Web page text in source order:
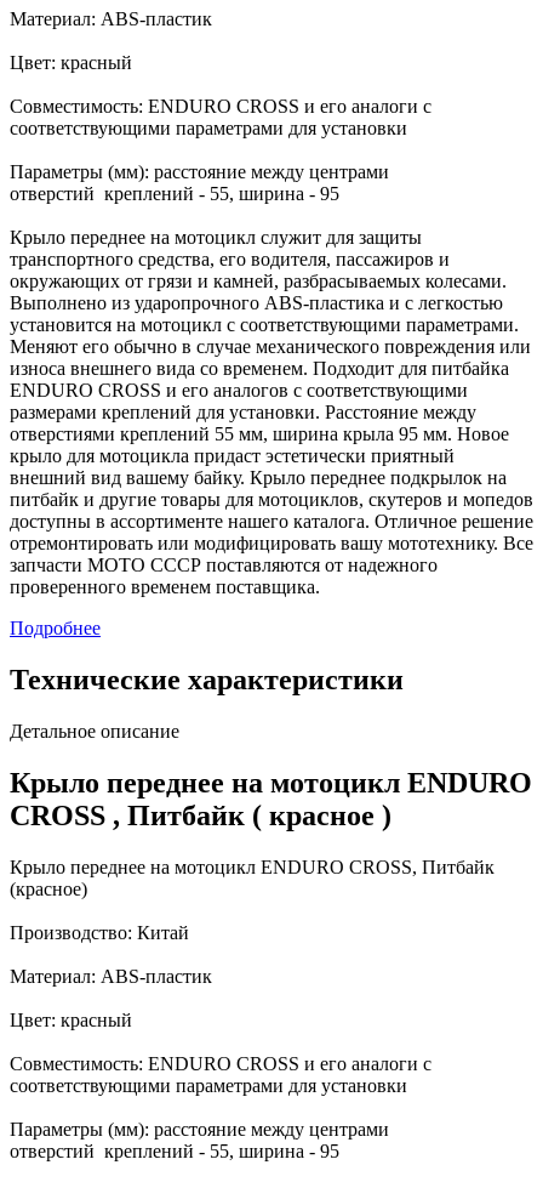
Материал: ABS-пластик
Цвет: красный
Совместимость: ENDURO CROSS и его аналоги с
соответствующими параметрами для установки
Параметры (мм): расстояние между центрами
отверстий креплений - 55, ширина - 95
Крыло переднее на мотоцикл служит для защиты
транспортного средства, его водителя, пассажиров и
окружающих от грязи и камней, разбрасываемых колесами.
Выполнено из ударопрочного ABS-пластика и с легкостью
установится на мотоцикл с соответствующими параметрами.
Меняют его обычно в случае механического повреждения или
износа внешнего вида со временем. Подходит для питбайка
ENDURO CROSS и его аналогов с соответствующими
размерами креплений для установки. Расстояние между
отверстиями креплений 55 мм, ширина крыла 95 мм. Новое
крыло для мотоцикла придаст эстетически приятный
внешний вид вашему байку. Крыло переднее подкрылок на
питбайк и другие товары для мотоциклов, скутеров и мопедов
доступны в ассортименте нашего каталога. Отличное решение
отремонтировать или модифицировать вашу мототехнику. Все
запчасти МОТО СССР поставляются от надежного
проверенного временем поставщика.
Подробнее
Технические характеристики
Детальное описание
Крыло переднее на мотоцикл ENDURO
CROSS , Питбайк ( красное )
Крыло переднее на мотоцикл ENDURO CROSS, Питбайк
(красное)
Производство: Китай
Материал: ABS-пластик
Цвет: красный
Совместимость: ENDURO CROSS и его аналоги с
соответствующими параметрами для установки
Параметры (мм): расстояние между центрами
отверстий креплений - 55, ширина - 95